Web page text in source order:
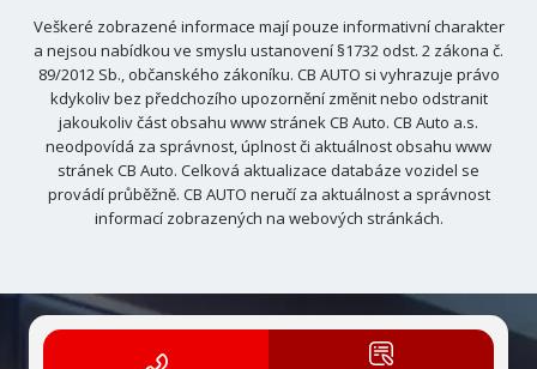
Veškeré zobrazené informace mají pouze informativní charakter
a nejsou nabídkou ve smyslu ustanovení §1732 odst. 2 zákona č.
89/2012 Sb., občanského zákoníku. CB AUTO si vyhrazuje právo
kdykoliv bez předchozího upozornění změnit nebo odstranit
jakoukoliv část obsahu www stránek CB Auto. CB Auto a.s.
neodpovídá za správnost, úplnost či aktuálnost obsahu www
stránek CB Auto. Celková aktualizace databáze vozidel se
provádí průběžně. CB AUTO neručí za aktuálnost a správnost
informací zobrazených na webových stránkách.